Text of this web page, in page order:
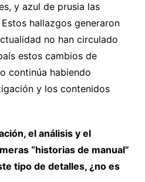
y azul de prusia las
hallazgos generaron
no han circulado
estos cambios de
continúa habiendo
y los contenidos
el análisis y el
“historias de manual”
tipo de detalles, ¿no es